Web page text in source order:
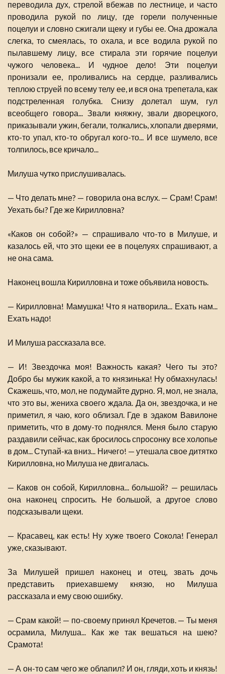
переводила дух, стрелой вбежав по лестнице, и часто
проводила рукой по лицу, где горели полученные
поцелуи и словно сжигали щеку и губы ее. Она дрожала
слегка, то смеялась, то охала, и все водила рукой по
пылавшему лицу, все стирала эти горячие поцелуи
чужого человека... И чудное дело! Эти поцелуи
пронизали ее, проливались на сердце, разливались
теплою струей по всему телу ее, и вся она трепетала, как
подстреленная голубка. Снизу долетал шум, гул
всеобщего говора... Звали княжну, звали дворецкого,
приказывали ужин, бегали, толкались, хлопали дверями,
кто-то упал, кто-то обругал кого-то... И все шумело, все
толпилось, все кричало...
Милуша чутко прислушивалась.
— Что делать мне? — говорила она вслух. — Срам! Срам!
Уехать бы? Где же Кирилловна?
«Каков он собой?» — спрашивало что-то в Милуше, и
казалось ей, что это щеки ее в поцелуях спрашивают, а
не она сама.
Наконец вошла Кирилловна и тоже объявила новость.
— Кирилловна! Мамушка! Что я натворила... Ехать нам...
Ехать надо!
И Милуша рассказала все.
— И! Звездочка моя! Важность какая? Чего ты это?
Добро бы мужик какой, а то князинька! Ну обмахнулась!
Скажешь, что, мол, не подумайте дурно. Я, мол, не знала,
что это вы, жениха своего ждала. Да он, звездочка, и не
приметил, я чаю, кого облизал. Где в эдаком Вавилоне
приметить, что в дому-то поднялся. Меня было старую
раздавили сейчас, как бросилось спросонку все холопье
в дом... Ступай-ка вниз... Ничего! — утешала свое дитятко
Кирилловна, но Милуша не двигалась.
— Каков он собой, Кирилловна... большой? — решилась
она наконец спросить. Не большой, а другое слово
подсказывали щеки.
— Красавец, как есть! Ну хуже твоего Сокола! Генерал
уже, сказывают.
За Милушей пришел наконец и отец, звать дочь
представить приехавшему князю, но Милуша
рассказала и ему свою ошибку.
— Срам какой! — по-своему принял Кречетов. — Ты меня
осрамила, Милуша... Как же так вешаться на шею?
Срамота!
— А он-то сам чего же облапил? И он, гляди, хоть и князь!